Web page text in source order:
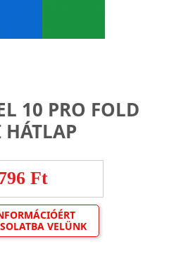
10 PRO FOLD
HÁTLAP
Ft
VELÜNK